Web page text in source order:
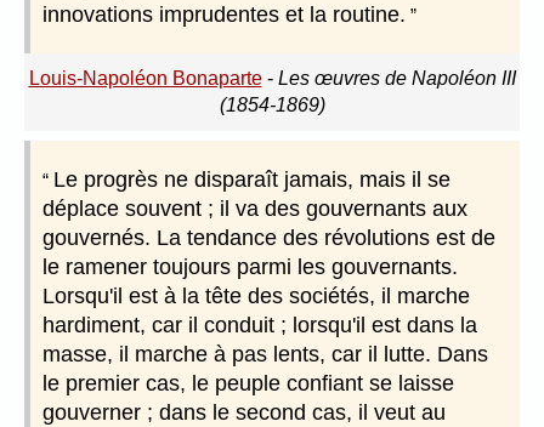
innovations imprudentes et la routine.
Louis-Napoléon Bonaparte- Les œuvres de Napoléon III
(1854-1869)
Le progrès ne disparaît jamais, mais il se
déplace souvent ; il va des gouvernants aux
gouvernés. La tendance des révolutions est de
le ramener toujours parmi les gouvernants.
Lorsqu'il est à la tête des sociétés, il marche
hardiment, car il conduit ; lorsqu'il est dans la
masse, il marche à pas lents, car il lutte. Dans
le premier cas, le peuple confiant se laisse
gouverner ; dans le second cas, il veut au